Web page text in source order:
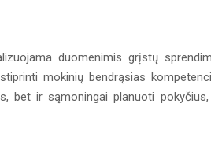
duomenimis grįstų
mokinių bendrąsias
bet ir sąmoningai planuoti